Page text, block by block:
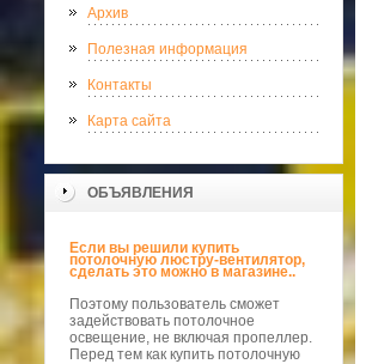
Архив
Полезная информация
Контакты
Карта сайта
ОБЪЯВЛЕНИЯ
Если вы решили купить
потолочную люстру-вентилятор,
сделать это можно в магазине..
Поэтому пользователь сможет
задействовать потолочное
освещение, не включая пропеллер.
Перед тем как купить потолочную